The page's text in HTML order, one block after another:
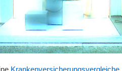
Krankenversicherungsvergleiche